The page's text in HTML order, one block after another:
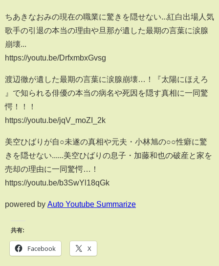
ちあきなおみの現在の職業に驚きを隠せない...紅白出場人気
歌手の引退の本当の理由や旦那が遺した最期の言葉に涙腺
崩壊...
https://youtu.be/DrfxmbxGvsg
渡辺徹が遺した最期の言葉に涙腺崩壊…！『太陽にほえろ
』で知られる俳優の本当の病名や死因を隠す真相に一同驚
愕！！！
https://youtu.be/jqV_moZI_2k
美空ひばりが自○未遂の真相や元夫・小林旭の○○性癖に驚
きを隠せない......美空ひばりの息子・加藤和也の破産と家を
売却の理由に一同驚愕…！
https://youtu.be/b3SwYl18qGk
powered by Auto Youtube Summarize
共有:
Facebook X